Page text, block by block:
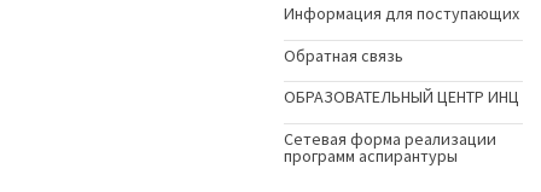
Информация для поступающих
Обратная связь
ОБРАЗОВАТЕЛЬНЫЙ ЦЕНТР ИНЦ
Сетевая форма реализации
программ аспирантуры